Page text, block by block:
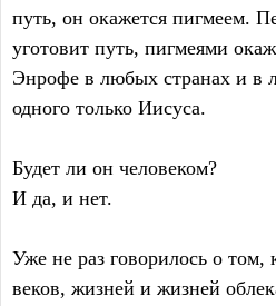
путь, он окажется пигмеем.
уготовит путь, пигмеями
Энрофе в любых странах и в
одного только Иисуса.
Будет ли он человеком?
И да, и нет.
Уже не раз говорилось о том,
веков, жизней и жизней